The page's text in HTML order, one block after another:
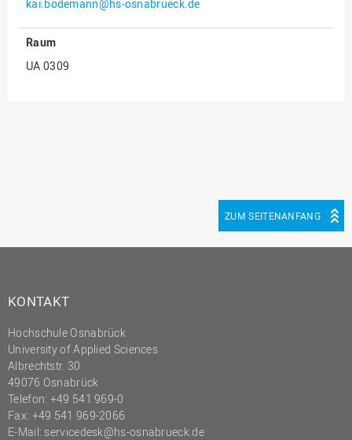
Innenrevision
Institut für Musik
Personalrat
Professional School
Projekte des Präsidiums
Projektmanagement Office
(PMO)
Prozessmanagement
Recht
kai.bodemann@hs-osnabrueck.de
Raum
UA 0309
ZUM SEITENANFANG
KONTAKT
Hochschule Osnabrück
University of Applied Sciences
Albrechtstr. 30
49076 Osnabrück
Telefon: +49 541 969-0
Fax: +49 541 969-2066
E-Mail: servicedesk@hs-osnabrueck.de